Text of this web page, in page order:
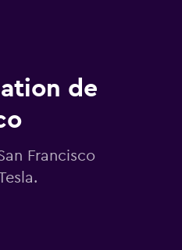
de
Francisco